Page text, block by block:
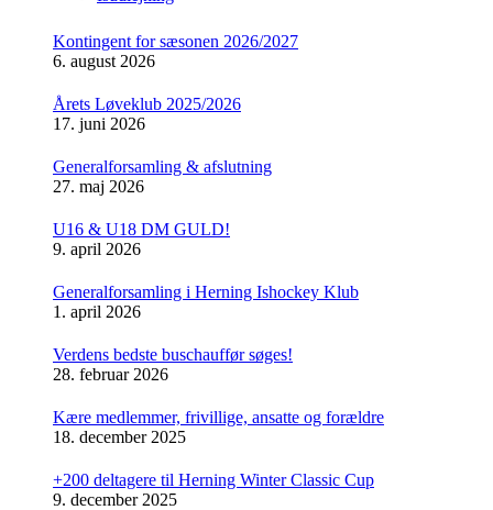
Kontingent for sæsonen 2026/2027
6. august 2026
Årets Løveklub 2025/2026
17. juni 2026
Generalforsamling & afslutning
27. maj 2026
U16 & U18 DM GULD!
9. april 2026
Generalforsamling i Herning Ishockey Klub
1. april 2026
Verdens bedste buschauffør søges!
28. februar 2026
Kære medlemmer, frivillige, ansatte og forældre
18. december 2025
+200 deltagere til Herning Winter Classic Cup
9. december 2025